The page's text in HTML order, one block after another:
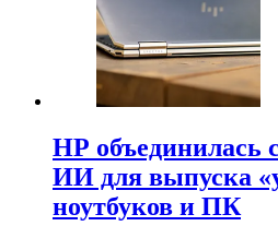
HP объединилась
ИИ для выпуска
ноутбуков и ПК